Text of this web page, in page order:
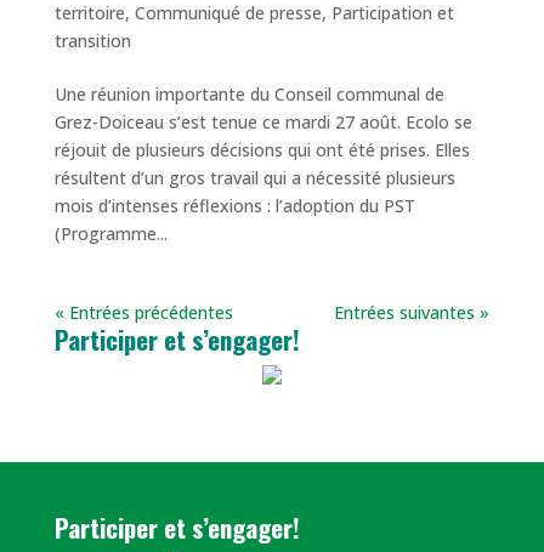
territoire, Communiqué de presse, Participation et
transition
Une réunion importante du Conseil communal de
Grez-Doiceau s’est tenue ce mardi 27 août. Ecolo se
réjouit de plusieurs décisions qui ont été prises. Elles
résultent d’un gros travail qui a nécessité plusieurs
mois d’intenses réflexions : l’adoption du PST
(Programme...
« Entrées précédentes Entrées suivantes »
Participer et s’engager!
Participer et s’engager!